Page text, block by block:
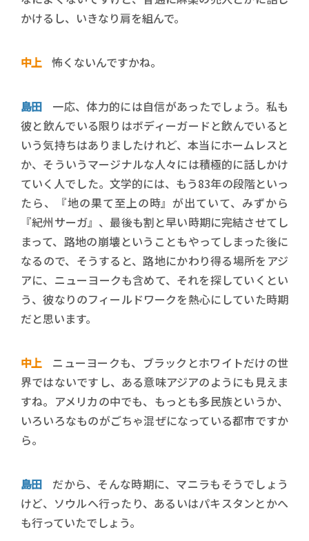
かけるし、いきなり肩を組んで。
中上怖くないんですかね。
島田一応、体力的には自信があったでしょう。私も
彼と飲んでいる限りはボディーガードと飲んでいると
いう気持ちはありましたけれど、本当にホームレスと
か、そういうマージナルな人々には積極的に話しかけ
ていく人でした。文学的には、もう83年の段階といっ
たら、『地の果て至上の時』が出ていて、みずから
『紀州サーガ』、最後も割と早い時期に完結させてし
まって、路地の崩壊ということもやってしまった後に
なるので、そうすると、路地にかわり得る場所をアジ
アに、ニューヨークも含めて、それを探していくとい
う、彼なりのフィールドワークを熱心にしていた時期
だと思います。
中上ニューヨークも、ブラックとホワイトだけの世
界ではないですし、ある意味アジアのようにも見えま
すね。アメリカの中でも、もっとも多民族というか、
いろいろなものがごちゃ混ぜになっている都市ですか
ら。
島田だから、そんな時期に、マニラもそうでしょう
けど、ソウルへ行ったり、あるいはパキスタンとかへ
も行っていたでしょう。